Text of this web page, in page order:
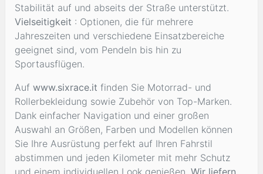
Stabilität auf und abseits der Straße unterstützt.
Vielseitigkeit : Optionen, die für mehrere
Jahreszeiten und verschiedene Einsatzbereiche
geeignet sind, vom Pendeln bis hin zu
Sportausflügen.
Auf www.sixrace.it finden Sie Motorrad- und
Rollerbekleidung sowie Zubehör von Top-Marken.
Dank einfacher Navigation und einer großen
Auswahl an Größen, Farben und Modellen können
Sie Ihre Ausrüstung perfekt auf Ihren Fahrstil
abstimmen und jeden Kilometer mit mehr Schutz
und einem individuellen Look genießen. Wir liefern